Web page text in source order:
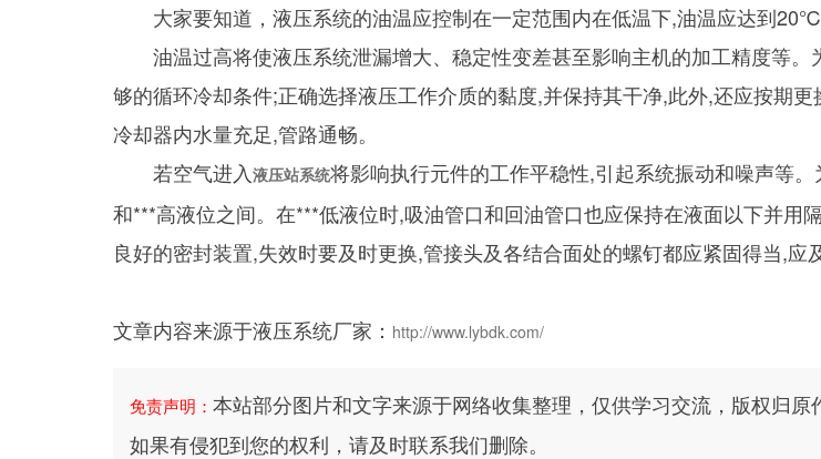
大家要知道，液压系统的油温应控制在一定范围内在低温下,油温应达到
油温过高将使液压系统泄漏增大、稳定性变差甚至影响主机的加工精度等。
够的循环冷却条件;正确选择液压工作介质的黏度,并保持其干净,此外,还应按期
冷却器内水量充足,管路通畅。
若空气进入 液压站系统将影响执行元件的工作平稳性,引起系统振动和噪声等
和***高液位之间。在***低液位时,吸油管口和回油管口也应保持在液面以下并用
良好的密封装置,失效时要及时更换,管接头及各结合面处的螺钉都应紧固得当,应
文章内容来源于液压系统厂家： http://www.lybdk.com/
免责声明： 本站部分图片和文字来源于网络收集整理，仅供学习交流，版权归
如果有侵犯到您的权利，请及时联系我们删除。